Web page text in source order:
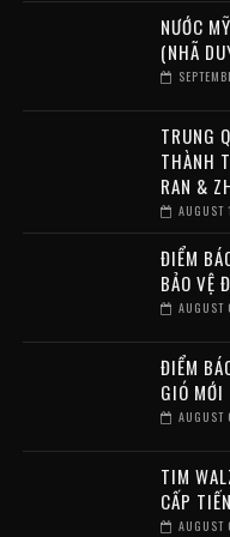
NƯỚC
(NHÃ
TRUNG
THÀNH
RAN &
ĐIỂM
BẢO VỆ
ĐIỂM
GIÓ MỚI
TIM
CẤP